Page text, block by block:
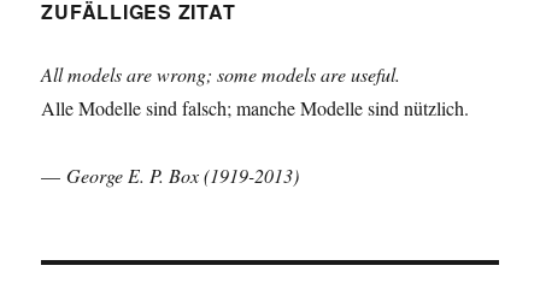
ZUFÄLLIGES ZITAT
All models are wrong; some models are useful.
Alle Modelle sind falsch; manche Modelle sind nützlich.
—George E. P. Box (1919-2013)